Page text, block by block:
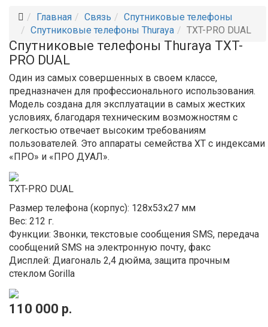
Главная Связь
Спутниковые телефоны
Спутниковые телефоны Thuraya
TXT-PRO DUAL
Спутниковые телефоны Thuraya TXT-
PRO DUAL
Один из самых совершенных в своем классе,
предназначен для профессионального использования.
Модель создана для эксплуатации в самых жестких
условиях, благодаря техническим возможностям с
легкостью отвечает высоким требованиям
пользователей. Это аппараты семейства XT с индексами
«ПРО» и «ПРО ДУАЛ».
TXT-PRO DUAL
Размер телефона (корпус): 128x53x27 мм
Вес: 212 г.
Функции: Звонки, текстовые сообщения SMS, передача
сообщений SMS на электронную почту, факс
Дисплей: Диагональ 2,4 дюйма, защита прочным
стеклом Gorilla
110 000 р.